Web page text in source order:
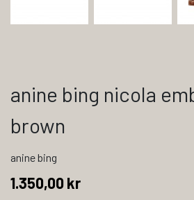
anine bing nicola
brown
anine bing
1.350,00 kr